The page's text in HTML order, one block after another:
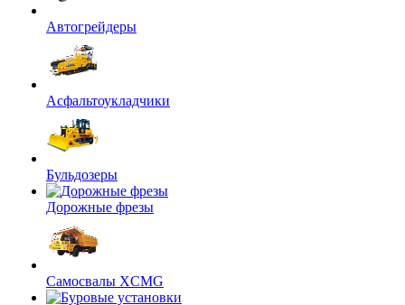
Автогрейдеры
Асфальтоукладчики
Бульдозеры
Дорожные фрезы
Самосвалы XCMG